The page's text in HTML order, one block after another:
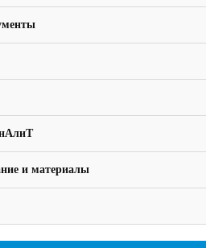
и материалы